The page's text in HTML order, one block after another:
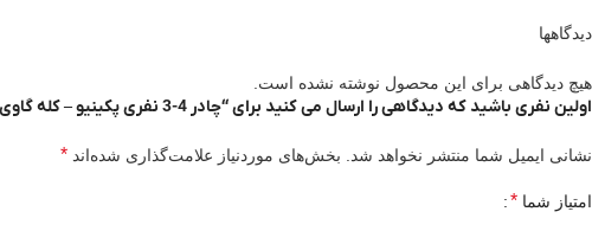
دیدگاهها
هیچ دیدگاهی برای این محصول نوشته نشده است.
اولین نفری باشید که دیدگاهی را ارسال می کنید برای “چادر 4-3 نفری پکینیو – کله گاوی مدل Pekynew C2006”
نشانی ایمیل شما منتشر نخواهد شد. بخش‌های موردنیاز علامت‌گذاری شده‌اند *
امتیاز شما *